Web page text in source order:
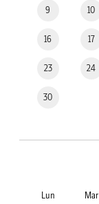
9 10
16 17
23 24
30
Lun Mar